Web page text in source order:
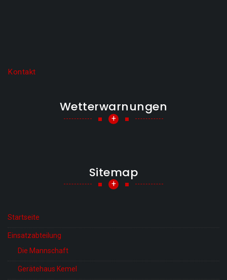
Kontakt
Wetterwarnungen
+
Sitemap
+
Startseite
Einsatzabteilung
Die Mannschaft
Gerätehaus Kemel